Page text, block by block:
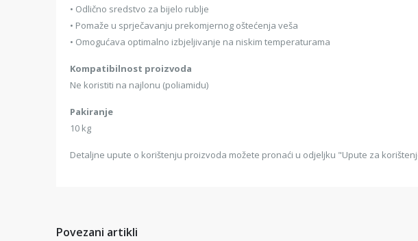
• Odlično sredstvo za bijelo rublje
• Pomaže u sprječavanju prekomjernog oštećenja veša
• Omogućava optimalno izbjeljivanje na niskim temperaturama
Kompatibilnost proizvoda
Ne koristiti na najlonu (poliamidu)
Pakiranje
10 kg
Detaljne upute o korištenju proizvoda možete pronaći u odjeljku "Upute za
Povezani artikli